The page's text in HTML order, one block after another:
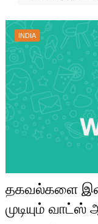
INDIA
தகவல்களை இனி
முடியும் வாட்ஸ்